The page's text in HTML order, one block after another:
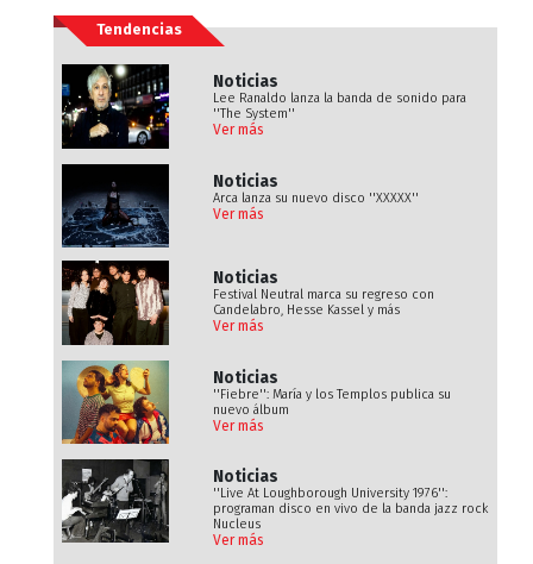
Tendencias
Noticias
Lee Ranaldo lanza la banda de sonido para
''The System''
Ver más
Noticias
Arca lanza su nuevo disco ''XXXXX''
Ver más
Noticias
Festival Neutral marca su regreso con
Candelabro, Hesse Kassel y más
Ver más
Noticias
''Fiebre'': María y los Templos publica su
nuevo álbum
Ver más
Noticias
''Live At Loughborough University 1976'':
programan disco en vivo de la banda jazz rock
Nucleus
Ver más